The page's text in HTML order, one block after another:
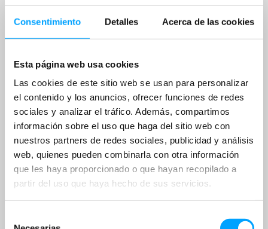
Consentimiento Detalles Acerca de las cookies
Esta página web usa cookies
Las cookies de este sitio web se usan para personalizar
el contenido y los anuncios, ofrecer funciones de redes
sociales y analizar el tráfico. Además, compartimos
información sobre el uso que haga del sitio web con
nuestros partners de redes sociales, publicidad y análisis
web, quienes pueden combinarla con otra información
que les haya proporcionado o que hayan recopilado a
partir del uso que haya hecho de sus servicios.